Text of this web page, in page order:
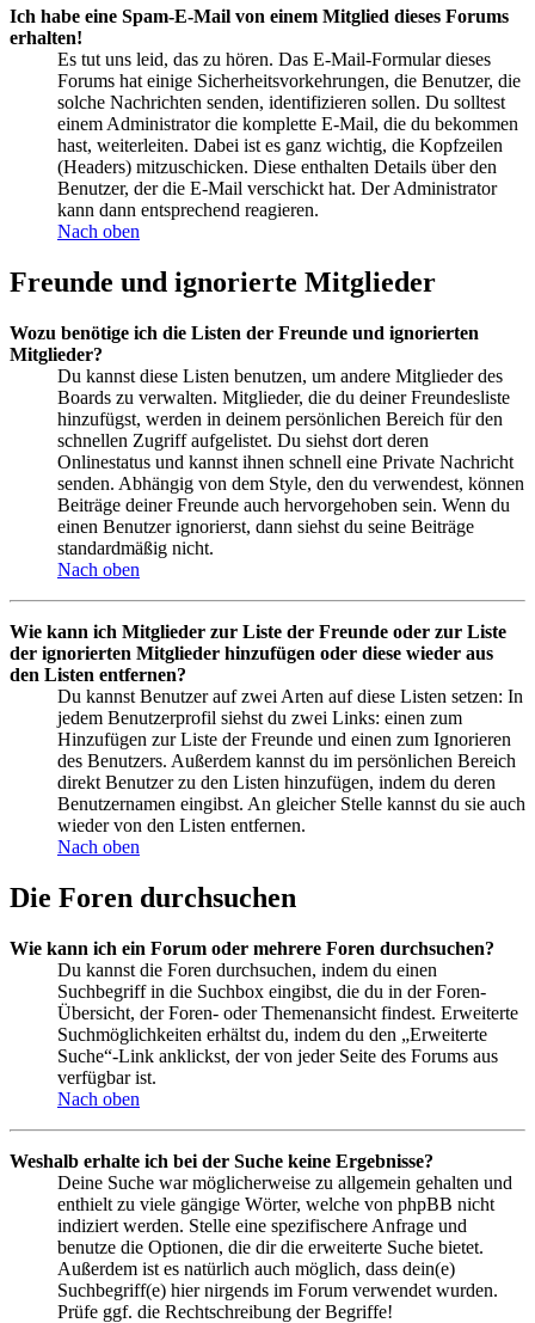
Ich habe eine Spam-E-Mail von einem Mitglied dieses Forums
erhalten!
Es tut uns leid, das zu hören. Das E-Mail-Formular dieses
Forums hat einige Sicherheitsvorkehrungen, die Benutzer, die
solche Nachrichten senden, identifizieren sollen. Du solltest
einem Administrator die komplette E-Mail, die du bekommen
hast, weiterleiten. Dabei ist es ganz wichtig, die Kopfzeilen
(Headers) mitzuschicken. Diese enthalten Details über den
Benutzer, der die E-Mail verschickt hat. Der Administrator
kann dann entsprechend reagieren.
Nach oben
Freunde und ignorierte Mitglieder
Wozu benötige ich die Listen der Freunde und ignorierten
Mitglieder?
Du kannst diese Listen benutzen, um andere Mitglieder des
Boards zu verwalten. Mitglieder, die du deiner Freundesliste
hinzufügst, werden in deinem persönlichen Bereich für den
schnellen Zugriff aufgelistet. Du siehst dort deren
Onlinestatus und kannst ihnen schnell eine Private Nachricht
senden. Abhängig von dem Style, den du verwendest, können
Beiträge deiner Freunde auch hervorgehoben sein. Wenn du
einen Benutzer ignorierst, dann siehst du seine Beiträge
standardmäßig nicht.
Nach oben
Wie kann ich Mitglieder zur Liste der Freunde oder zur Liste
der ignorierten Mitglieder hinzufügen oder diese wieder aus
den Listen entfernen?
Du kannst Benutzer auf zwei Arten auf diese Listen setzen: In
jedem Benutzerprofil siehst du zwei Links: einen zum
Hinzufügen zur Liste der Freunde und einen zum Ignorieren
des Benutzers. Außerdem kannst du im persönlichen Bereich
direkt Benutzer zu den Listen hinzufügen, indem du deren
Benutzernamen eingibst. An gleicher Stelle kannst du sie auch
wieder von den Listen entfernen.
Nach oben
Die Foren durchsuchen
Wie kann ich ein Forum oder mehrere Foren durchsuchen?
Du kannst die Foren durchsuchen, indem du einen
Suchbegriff in die Suchbox eingibst, die du in der Foren-
Übersicht, der Foren- oder Themenansicht findest. Erweiterte
Suchmöglichkeiten erhältst du, indem du den „Erweiterte
Suche“-Link anklickst, der von jeder Seite des Forums aus
verfügbar ist.
Nach oben
Weshalb erhalte ich bei der Suche keine Ergebnisse?
Deine Suche war möglicherweise zu allgemein gehalten und
enthielt zu viele gängige Wörter, welche von phpBB nicht
indiziert werden. Stelle eine spezifischere Anfrage und
benutze die Optionen, die dir die erweiterte Suche bietet.
Außerdem ist es natürlich auch möglich, dass dein(e)
Suchbegriff(e) hier nirgends im Forum verwendet wurden.
Prüfe ggf. die Rechtschreibung der Begriffe!